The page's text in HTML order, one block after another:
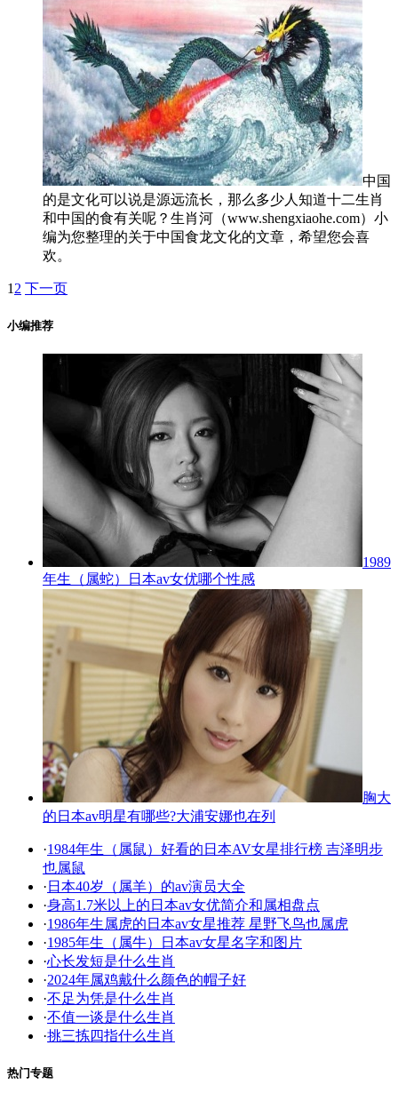
中国
的是文化可以说是源远流长，那么多少人知道十二生肖
和中国的食有关呢？生肖河（www.shengxiaohe.com）小
编为您整理的关于中国食龙文化的文章，希望您会喜
欢。
1 2 下一页
小编推荐
1989
年生（属蛇）日本av女优哪个性感
胸大
的日本av明星有哪些?大浦安娜也在列
·1984年生（属鼠）好看的日本AV女星排行榜 吉泽明步
也属鼠
· 日本40岁（属羊）的av演员大全
·身高1.7米以上的日本av女优简介和属相盘点
·1986年生属虎的日本av女星推荐 星野飞鸟也属虎
·1985年生（属牛）日本av女星名字和图片
·心长发短是什么生肖
·2024年属鸡戴什么颜色的帽子好
·不足为凭是什么生肖
·不值一谈是什么生肖
·挑三拣四指什么生肖
热门专题